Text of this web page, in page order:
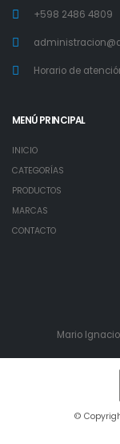
+598 2486 4809
Horario de
MENÚ PRINCIPAL
INICIO
CATEGORÍAS
PRODUCTOS
MARCAS
CONTACTO
Mario
©